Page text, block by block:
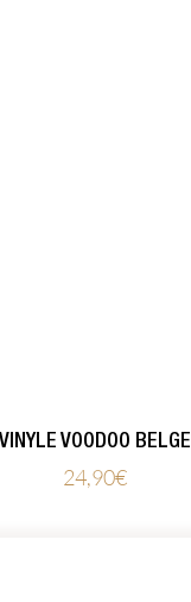
VINYLE VOODOO BELGE
24,90€